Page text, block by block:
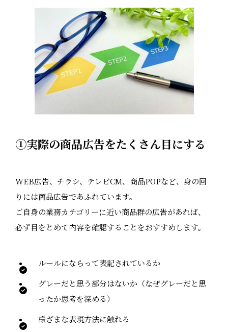
①実際の商品広告をたくさん目にする
WEB広告、チラシ、テレビCM、商品POPなど、身の回
りには商品広告であふれています。
ご自身の業務カテゴリーに近い商品群の広告があれば、
必ず目をとめて内容を確認することをおすすめします。
ルールにならって表記されているか
グレーだと思う部分はないか（なぜグレーだと思
ったか思考を深める）
様ざまな表現方法に触れる